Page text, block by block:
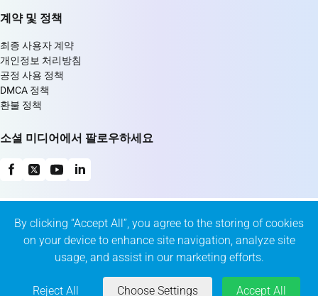
계약 및 정책
최종 사용자 계약
개인정보 처리방침
공정 사용 정책
DMCA 정책
환불 정책
소셜 미디어에서 팔로우하세요
© 2026 KeepSolid Inc. All Rights Reserved.
347 5th Ave Suite 1402-419 New York, NY, 10016 US
By clicking “Accept All”, you agree to the storing of cookies
on your device to enhance site navigation, analyze site
usage, and assist in our marketing efforts.
Reject All Choose Settings Accept All